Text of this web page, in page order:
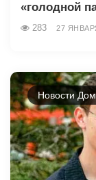
«голодной
283 27
Новости